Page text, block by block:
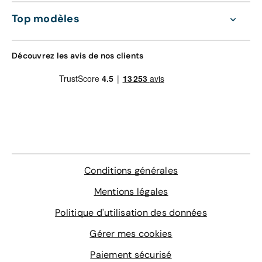
d'oeuvre valable dans le réseau constructeur
(Europe)
remorquage et véhicule de prêt)
Contrôle technique
168 €
Gravage des vitres
Top modèles
Découvrez les avis de nos clients
Conditions générales
Mentions légales
Politique d'utilisation des données
Gérer mes cookies
Paiement sécurisé